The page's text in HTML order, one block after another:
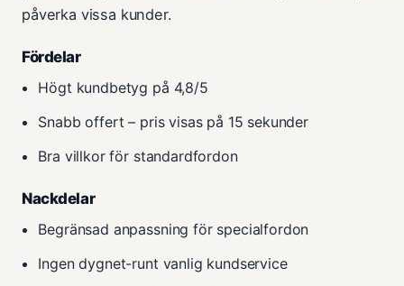
påverka vissa kunder.
Fördelar
Högt kundbetyg på 4,8/5
Snabb offert – pris visas på 15 sekunder
Bra villkor för standardfordon
Nackdelar
Begränsad anpassning för specialfordon
Ingen dygnet-runt vanlig kundservice